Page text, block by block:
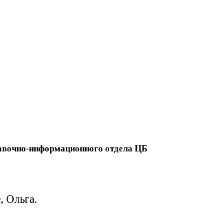
информационного отдела ЦБ
Ольга.